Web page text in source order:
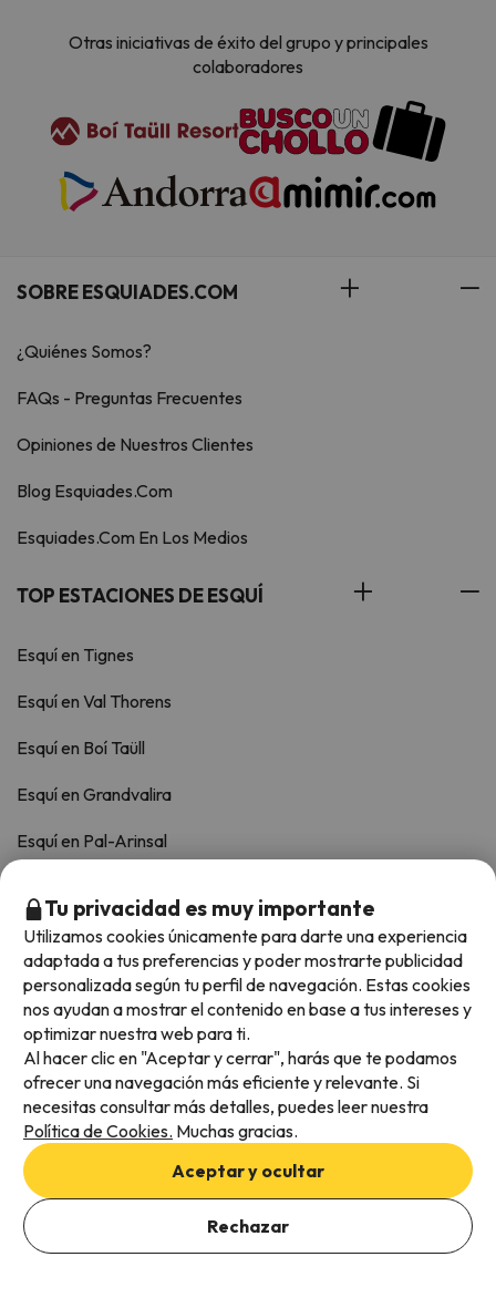
Ver ofertas
Otras iniciativas de éxito del grupo y principales
colaboradores
SOBRE ESQUIADES.COM
¿Quiénes Somos?
FAQs - Preguntas Frecuentes
Opiniones de Nuestros Clientes
Blog Esquiades.Com
Esquiades.Com En Los Medios
TOP ESTACIONES DE ESQUÍ
Esquí en Tignes
Esquí en Val Thorens
Esquí en Boí Taüll
Esquí en Grandvalira
Esquí en Pal-Arinsal
Esquí en Formigal
TOP FECHAS DESTACADAS
Esquí Verano
Próxima Temporada 26-27
Puente de Diciembre
Esquí Navidad
Fin de año
Tu privacidad es muy importante
Utilizamos cookies únicamente para darte una experiencia
adaptada a tus preferencias y poder mostrarte publicidad
personalizada según tu perfil de navegación. Estas cookies
nos ayudan a mostrar el contenido en base a tus intereses y
optimizar nuestra web para ti.
Al hacer clic en "Aceptar y cerrar", harás que te podamos
ofrecer una navegación más eficiente y relevante. Si
necesitas consultar más detalles, puedes leer nuestra
Política de Cookies. Muchas gracias.
Aceptar y ocultar
Rechazar